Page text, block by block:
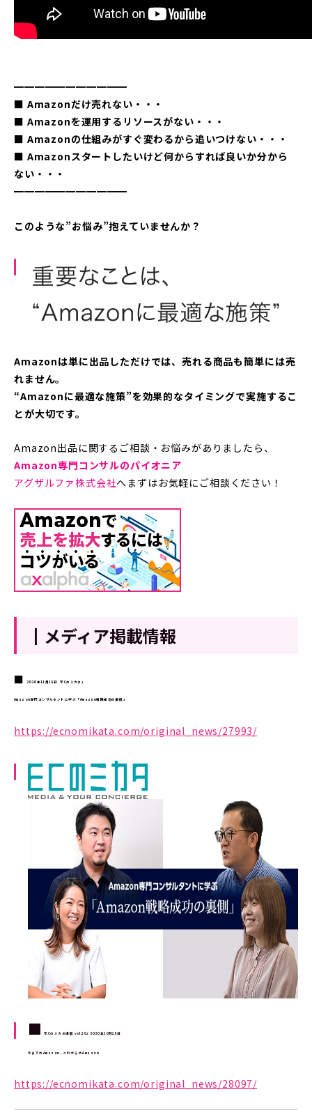
━━━━━━━━━━━
■ Amazonだけ売れない・・・
■ Amazonを運用するリソースがない・・・
■ Amazonの仕組みがすぐ変わるから追いつけない・・・
■ Amazonスタートしたいけど何からすれば良いか分から
ない・・・
━━━━━━━━━━━
このような”お悩み”抱えていませんか？
Amazonは単に出品しただけでは、売れる商品も簡単には売
れません。
“Amazonに最適な施策”を効果的なタイミングで実施するこ
とが大切です。
Amazon出品に関するご相談・お悩みがありましたら、
Amazon専門コンサルのパイオニア
アグザルファ株式会社へまずはお気軽にご相談ください！
┃メディア掲載情報
■ 2020年11月18日「ECのミカタ」
Amazon専門コンサルタントに学ぶ「Amazon戦略成功の裏側」
https://ecnomikata.com/original_news/27993/
■ 「ECのミカタ通信 vol.20」 2020年10月28日
今までのAmazon、これからのAmazon
https://ecnomikata.com/original_news/28097/